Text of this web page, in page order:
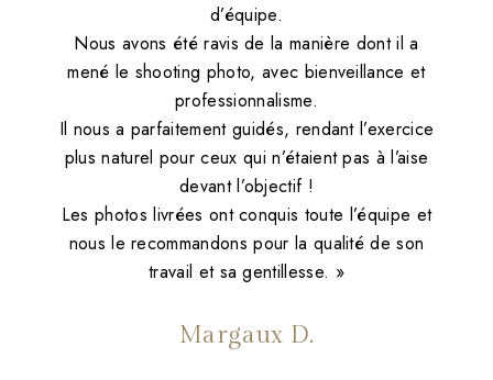
d’équipe.
Nous avons été ravis de la manière dont il a
mené le shooting photo, avec bienveillance et
professionnalisme.
Il nous a parfaitement guidés, rendant l’exercice
plus naturel pour ceux qui n’étaient pas à l’aise
devant l’objectif !
Les photos livrées ont conquis toute l’équipe et
nous le recommandons pour la qualité de son
travail et sa gentillesse. »
Margaux D.